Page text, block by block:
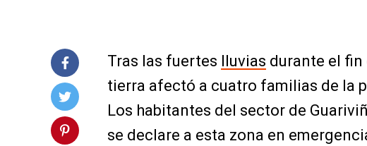
Tras las fuertes lluvias durante el fin
tierra afectó a cuatro familias de la
Los habitantes del sector de
se declare a esta zona en